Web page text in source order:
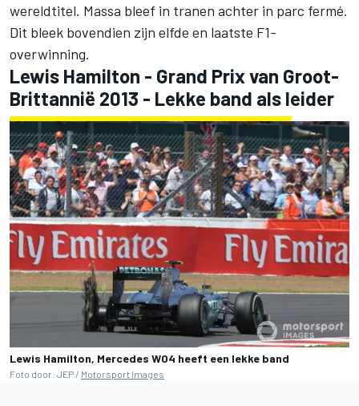
wereldtitel. Massa bleef in tranen achter in parc fermé.
Dit bleek bovendien zijn elfde en laatste F1-
overwinning.
Lewis Hamilton - Grand Prix van Groot-
Brittannië 2013 - Lekke band als leider
Lewis Hamilton, Mercedes W04 heeft een lekke band
Foto door: JEP / Motorsport Images